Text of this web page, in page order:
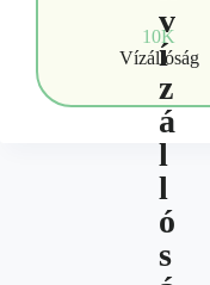
10K
Vízállóság